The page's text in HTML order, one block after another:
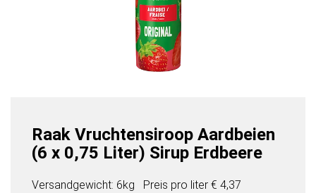
Raak Vruchtensiroop Aardbeien
(6 x 0,75 Liter) Sirup Erdbeere
Versandgewicht: 6kg Preis pro liter € 4,37